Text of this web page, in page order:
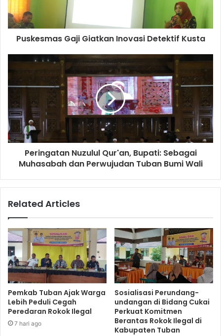
l
a
d
Puskesmas Gaji Giatkan Inovasi Detektif Kusta
Peringatan Nuzulul Qur'an, Bupati: Sebagai
Muhasabah dan Perwujudan Tuban Bumi Wali
Related Articles
Pemkab Tuban Ajak Warga
Lebih Peduli Cegah
Peredaran Rokok Ilegal
7 hari ago
Sosialisasi Perundang-
undangan di Bidang Cukai
Perkuat Komitmen
Berantas Rokok Ilegal di
Kabupaten Tuban